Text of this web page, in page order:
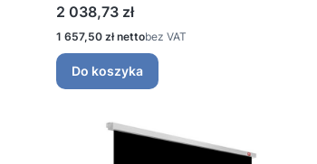
Cena
2 038,73 zł
Cena
1 657,50 zł bez VAT
Do koszyka